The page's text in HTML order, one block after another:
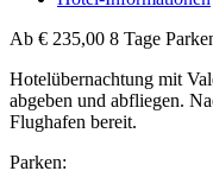
Ab € 235,00 8 Tage
Hotelübernachtung mit
abgeben und abfliegen.
Flughafen bereit.
Parken: